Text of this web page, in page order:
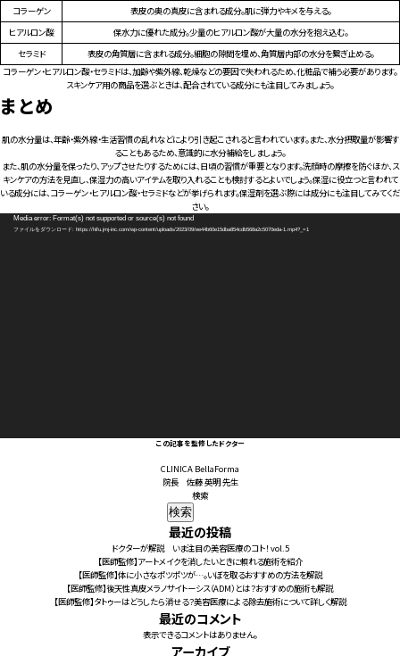
コラーゲン
表皮の奥の真皮に含まれる成分。肌に弾力やキメを与える。
ヒアルロン酸
保水力に優れた成分。少量のヒアルロン酸が大量の水分を抱え込む。
セラミド
表皮の角質層に含まれる成分。細胞の隙間を埋め、角質層内部の水分を繋ぎ止める。
コラーゲン・ヒアルロン酸・セラミドは、加齢や紫外線、乾燥などの要因で失われるため、化粧品で補う必要があります。
スキンケア用の商品を選ぶときは、配合されている成分にも注目してみましょう。
まとめ
肌の水分量は、年齢・紫外線・生活習慣の乱れなどにより引き起こされると言われています。また、水分摂取量が影響す
ることもあるため、意識的に水分補給をしましょう。
また、肌の水分量を保ったり、アップさせたりするためには、日頃の習慣が重要となります。洗顔時の摩擦を防ぐほか、ス
キンケアの方法を見直し、保湿力の高いアイテムを取り入れることも検討するとよいでしょう。保湿に役立つと言われて
いる成分には、コラーゲン・ヒアルロン酸・セラミドなどが挙げられます。保湿剤を選ぶ際には成分にも注目してみてくだ
さい。
画
Media error: Format(s) not supported or source(s) not found
ファイルをダウンロード: https://hifu.jmj-inc.com/wp-content/uploads/2023/09/ee44b60e15dba854cdb568a2c5070eda-1.mp4?_=1
この記事を監修したドクター
CLINICA BellaForma
院長 佐藤 英明 先生
検索
検索
最近の投稿
ドクターが解説 いま注目の美容医療のコト！ vol.5
【医師監修】アートメイクを消したいときに頼れる施術を紹介
【医師監修】体に小さなポツポツが…。いぼを取るおすすめの方法を解説
【医師監修】後天性真皮メラノサイトーシス（ADM）とは？おすすめの施術も解説
【医師監修】タトゥーはどうしたら消せる？美容医療による除去施術について詳しく解説
最近のコメント
表示できるコメントはありません。
アーカイブ